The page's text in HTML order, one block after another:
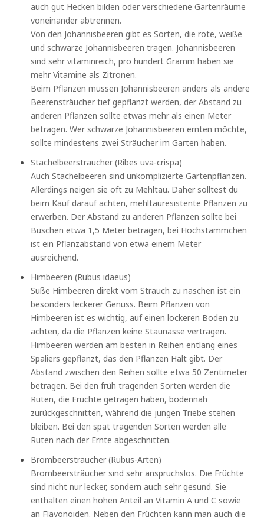
auch gut Hecken bilden oder verschiedene Gartenräume
voneinander abtrennen.
Von den Johannisbeeren gibt es Sorten, die rote, weiße
und schwarze Johannisbeeren tragen. Johannisbeeren
sind sehr vitaminreich, pro hundert Gramm haben sie
mehr Vitamine als Zitronen.
Beim Pflanzen müssen Johannisbeeren anders als andere
Beerensträucher tief gepflanzt werden, der Abstand zu
anderen Pflanzen sollte etwas mehr als einen Meter
betragen. Wer schwarze Johannisbeeren ernten möchte,
sollte mindestens zwei Sträucher im Garten haben.
Stachelbeersträucher (Ribes uva-crispa)
Auch Stachelbeeren sind unkomplizierte Gartenpflanzen.
Allerdings neigen sie oft zu Mehltau. Daher solltest du
beim Kauf darauf achten, mehltauresistente Pflanzen zu
erwerben. Der Abstand zu anderen Pflanzen sollte bei
Büschen etwa 1,5 Meter betragen, bei Hochstämmchen
ist ein Pflanzabstand von etwa einem Meter
ausreichend.
Himbeeren (Rubus idaeus)
Süße Himbeeren direkt vom Strauch zu naschen ist ein
besonders leckerer Genuss. Beim Pflanzen von
Himbeeren ist es wichtig, auf einen lockeren Boden zu
achten, da die Pflanzen keine Staunässe vertragen.
Himbeeren werden am besten in Reihen entlang eines
Spaliers gepflanzt, das den Pflanzen Halt gibt. Der
Abstand zwischen den Reihen sollte etwa 50 Zentimeter
betragen. Bei den früh tragenden Sorten werden die
Ruten, die Früchte getragen haben, bodennah
zurückgeschnitten, während die jungen Triebe stehen
bleiben. Bei den spät tragenden Sorten werden alle
Ruten nach der Ernte abgeschnitten.
Brombeersträucher (Rubus-Arten)
Brombeersträucher sind sehr anspruchslos. Die Früchte
sind nicht nur lecker, sondern auch sehr gesund. Sie
enthalten einen hohen Anteil an Vitamin A und C sowie
an Flavonoiden. Neben den Früchten kann man auch die